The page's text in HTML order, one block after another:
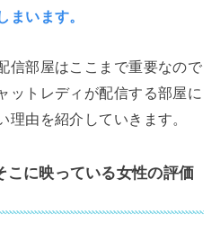
まいます。
信部屋はここまで重要なので
ットレディが配信する部屋に
理由を紹介していきます。
こに映っている女性の評価